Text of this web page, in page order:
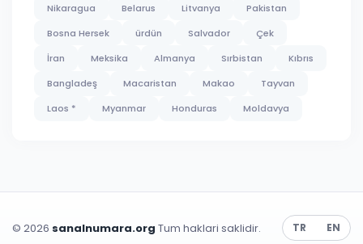
Nikaragua
Belarus Litvanya
Pakistan
Bosna Hersek
ürdün Salvador
Çek
İran
Meksika Almanya Sırbistan
Kıbrıs
Bangladeş
Macaristan Makao
Tayvan
Laos *
Myanmar Honduras Moldavya
© 2026 sanalnumara.org Tum haklari saklidir. TR EN